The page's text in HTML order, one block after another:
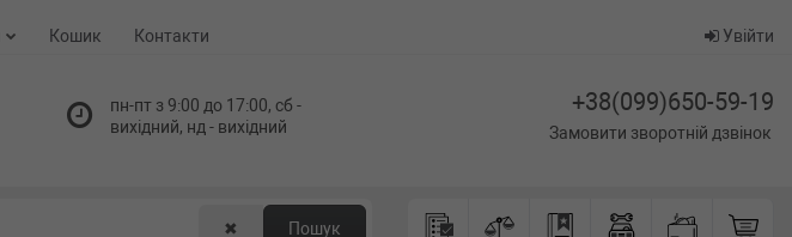
Кошик Контакти Увійти
пн-пт з 9:00 до 17:00, сб -
вихідний, нд - вихідний
+38(099)650-59-19
Замовити зворотній дзвінок
✖ Пошук